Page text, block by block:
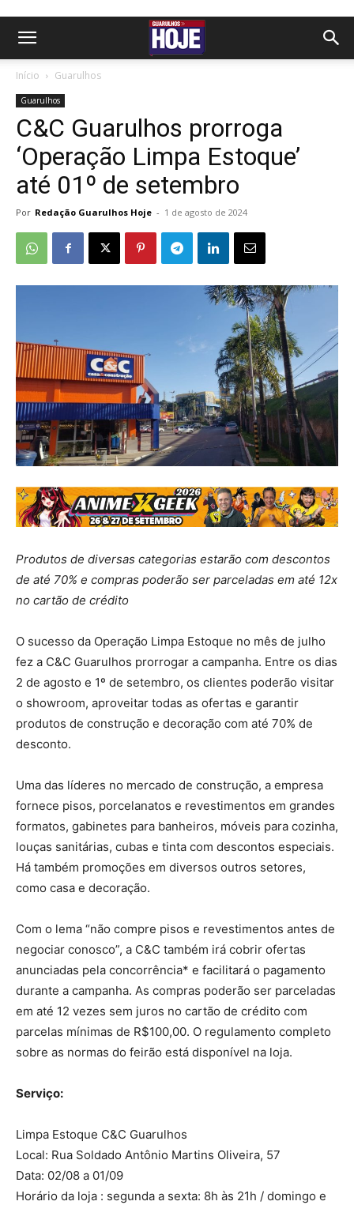
Início Guarulhos
Guarulhos
C&C Guarulhos prorroga
‘Operação Limpa Estoque’
até 01º de setembro
Por Redação Guarulhos Hoje - 1 de agosto de 2024
Produtos de diversas categorias estarão com descontos
de até 70% e compras poderão ser parceladas em até 12x
no cartão de crédito
O sucesso da Operação Limpa Estoque no mês de julho
fez a C&C Guarulhos prorrogar a campanha. Entre os dias
2 de agosto e 1º de setembro, os clientes poderão visitar
o showroom, aproveitar todas as ofertas e garantir
produtos de construção e decoração com até 70% de
desconto.
Uma das líderes no mercado de construção, a empresa
fornece pisos, porcelanatos e revestimentos em grandes
formatos, gabinetes para banheiros, móveis para cozinha,
louças sanitárias, cubas e tinta com descontos especiais.
Há também promoções em diversos outros setores,
como casa e decoração.
Com o lema “não compre pisos e revestimentos antes de
negociar conosco”, a C&C também irá cobrir ofertas
anunciadas pela concorrência* e facilitará o pagamento
durante a campanha. As compras poderão ser parceladas
em até 12 vezes sem juros no cartão de crédito com
parcelas mínimas de R$100,00. O regulamento completo
sobre as normas do feirão está disponível na loja.
Serviço:
Limpa Estoque C&C Guarulhos
Local: Rua Soldado Antônio Martins Oliveira, 57
Data: 02/08 a 01/09
Horário da loja : segunda a sexta: 8h às 21h / domingo e